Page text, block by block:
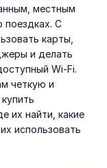
местным
поездках. С
карты,
и делать
Wi-Fi.
четкую и
их найти, какие
использовать